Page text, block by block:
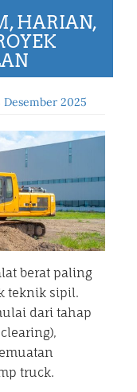
HARIAN,
Desember 2025
berat paling
teknik sipil.
dari tahap
truck.